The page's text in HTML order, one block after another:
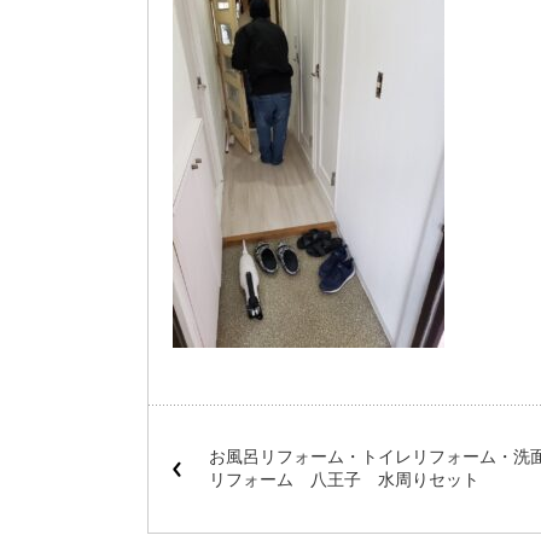
お風呂リフォーム・トイレリフォーム・洗
リフォーム 八王子 水周りセット